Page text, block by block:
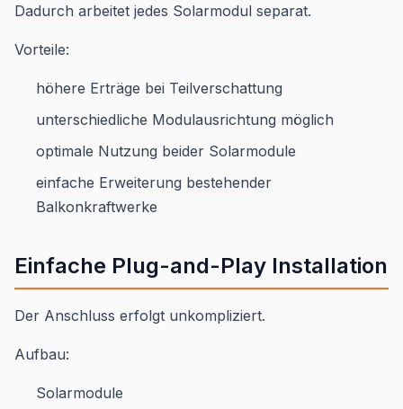
Dadurch arbeitet jedes Solarmodul separat.
Vorteile:
höhere Erträge bei Teilverschattung
unterschiedliche Modulausrichtung möglich
optimale Nutzung beider Solarmodule
einfache Erweiterung bestehender
Balkonkraftwerke
Einfache Plug-and-Play Installation
Der Anschluss erfolgt unkompliziert.
Aufbau:
Solarmodule